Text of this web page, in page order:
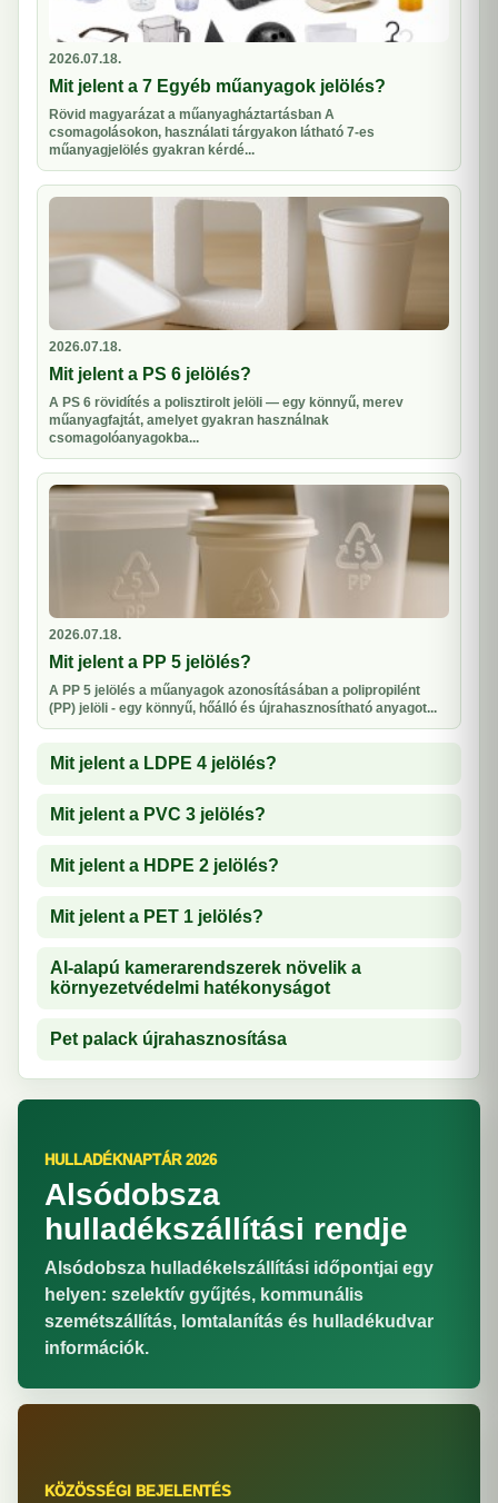
2026.07.18.
Mit jelent a 7 Egyéb műanyagok jelölés?
Rövid magyarázat a műanyagháztartásban A
csomagolásokon, használati tárgyakon látható 7-es
műanyagjelölés gyakran kérdé...
2026.07.18.
Mit jelent a PS 6 jelölés?
A PS 6 rövidítés a polisztirolt jelöli — egy könnyű, merev
műanyagfajtát, amelyet gyakran használnak
csomagolóanyagokba...
2026.07.18.
Mit jelent a PP 5 jelölés?
A PP 5 jelölés a műanyagok azonosításában a polipropilént
(PP) jelöli - egy könnyű, hőálló és újrahasznosítható anyagot...
Mit jelent a LDPE 4 jelölés?
Mit jelent a PVC 3 jelölés?
Mit jelent a HDPE 2 jelölés?
Mit jelent a PET 1 jelölés?
AI-alapú kamerarendszerek növelik a
környezetvédelmi hatékonyságot
Pet palack újrahasznosítása
HULLADÉKNAPTÁR 2026
Alsódobsza
hulladékszállítási rendje
Alsódobsza hulladékelszállítási időpontjai egy
helyen: szelektív gyűjtés, kommunális
szemétszállítás, lomtalanítás és hulladékudvar
információk.
KÖZÖSSÉGI BEJELENTÉS